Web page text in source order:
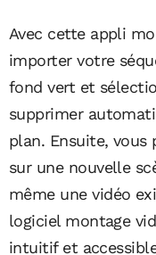
Avec cette appli
importer votre
fond vert et
supprimer
plan. Ensuite, vous
sur une nouvelle
même une vidéo
logiciel montage
intuitif et